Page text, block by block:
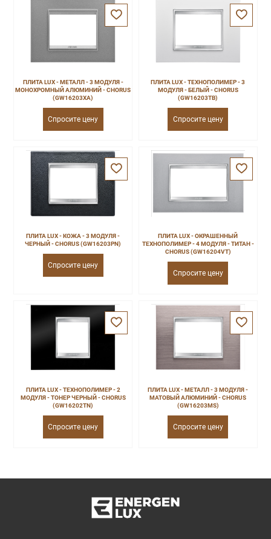
ПЛИТА LUX - МЕТАЛЛ - 3 МОДУЛЯ -
МОНОХРОМНЫЙ АЛЮМИНИЙ - CHORUS
(GW16203XA)
Спросите цену
ПЛИТА LUX - ТЕХНОПОЛИМЕР - 3
МОДУЛЯ - БЕЛЫЙ - CHORUS
(GW16203TB)
Спросите цену
ПЛИТА LUX - КОЖА - 3 МОДУЛЯ -
ЧЕРНЫЙ - CHORUS (GW16203PN)
Спросите цену
ПЛИТА LUX - ОКРАШЕННЫЙ
ТЕХНОПОЛИМЕР - 4 МОДУЛЯ - ТИТАН -
CHORUS (GW16204VT)
Спросите цену
ПЛИТА LUX - ТЕХНОПОЛИМЕР - 2
МОДУЛЯ - ТОНЕР ЧЕРНЫЙ - CHORUS
(GW16202TN)
Спросите цену
ПЛИТА LUX - МЕТАЛЛ - 3 МОДУЛЯ -
МАТОВЫЙ АЛЮМИНИЙ - CHORUS
(GW16203MS)
Спросите цену